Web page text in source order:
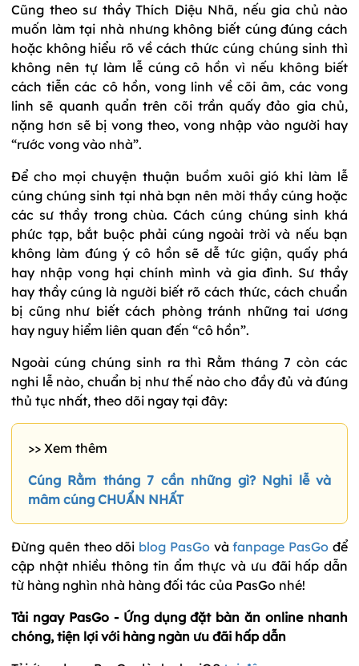
Cũng theo sư thầy Thích Diệu Nhã, nếu gia chủ nào
muốn làm tại nhà nhưng không biết cúng đúng cách
hoặc không hiểu rõ về cách thức cúng chúng sinh thì
không nên tự làm lễ cúng cô hồn vì nếu không biết
cách tiễn các cô hồn, vong linh về cõi âm, các vong
linh sẽ quanh quẩn trên cõi trần quấy đảo gia chủ,
nặng hơn sẽ bị vong theo, vong nhập vào người hay
“rước vong vào nhà”.
Để cho mọi chuyện thuận buồm xuôi gió khi làm lễ
cúng chúng sinh tại nhà bạn nên mời thầy cúng hoặc
các sư thầy trong chùa. Cách cúng chúng sinh khá
phức tạp, bắt buộc phải cúng ngoài trời và nếu bạn
không làm đúng ý cô hồn sẽ dễ tức giận, quấy phá
hay nhập vong hại chính mình và gia đình. Sư thầy
hay thầy cúng là người biết rõ cách thức, cách chuẩn
bị cũng như biết cách phòng tránh những tai ương
hay nguy hiểm liên quan đến “cô hồn”.
Ngoài cúng chúng sinh ra thì Rằm tháng 7 còn các
nghi lễ nào, chuẩn bị như thế nào cho đầy đủ và đúng
thủ tục nhất, theo dõi ngay tại đây:
>> Xem thêm
Cúng Rằm tháng 7 cần những gì? Nghi lễ và
mâm cúng CHUẨN NHẤT
Đừng quên theo dõi blog PasGovàfanpage PasGo để
cập nhật nhiều thông tin ẩm thực và ưu đãi hấp dẫn
từ hàng nghìn nhà hàng đối tác của PasGo nhé!
Tải ngay PasGo - Ứng dụng đặt bàn ăn online nhanh
chóng, tiện lợi với hàng ngàn ưu đãi hấp dẫn